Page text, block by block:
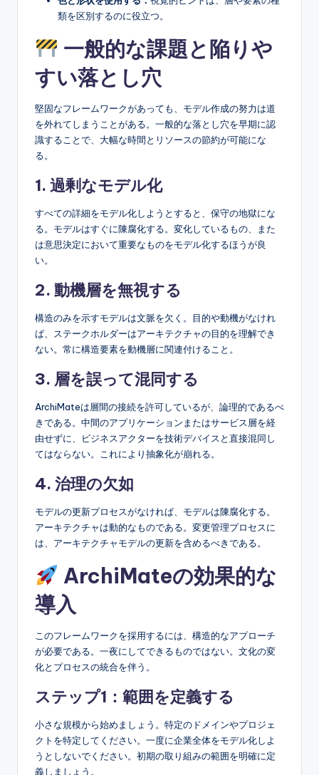
類を区別するのに役立つ。
一般的な課題と陥りや
すい落とし穴
堅固なフレームワークがあっても、モデル作成の努力は道
を外れてしまうことがある。一般的な落とし穴を早期に認
識することで、大幅な時間とリソースの節約が可能にな
る。
1. 過剰なモデル化
すべての詳細をモデル化しようとすると、保守の地獄にな
る。モデルはすぐに陳腐化する。変化しているもの、また
は意思決定において重要なものをモデル化するほうが良
い。
2. 動機層を無視する
構造のみを示すモデルは文脈を欠く。目的や動機がなけれ
ば、ステークホルダーはアーキテクチャの目的を理解でき
ない。常に構造要素を動機層に関連付けること。
3. 層を誤って混同する
ArchiMateは層間の接続を許可しているが、論理的であるべ
きである。中間のアプリケーションまたはサービス層を経
由せずに、ビジネスアクターを技術デバイスと直接混同し
てはならない。これにより抽象化が崩れる。
4. 治理の欠如
モデルの更新プロセスがなければ、モデルは陳腐化する。
アーキテクチャは動的なものである。変更管理プロセスに
は、アーキテクチャモデルの更新を含めるべきである。
ArchiMateの効果的な
導入
このフレームワークを採用するには、構造的なアプローチ
が必要である。一夜にしてできるものではない。文化の変
化とプロセスの統合を伴う。
ステップ1：範囲を定義する
小さな規模から始めましょう。特定のドメインやプロジェ
クトを特定してください。一度に企業全体をモデル化しよ
うとしないでください。初期の取り組みの範囲を明確に定
義しましょう。